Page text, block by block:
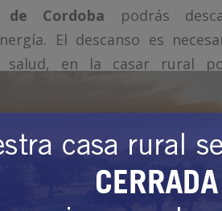
Cordoba podrás
El descanso es
salud, en la casar rural
y sosegada.
no dudes en ponerte en
a través del correo
llamando al 650 302
aparece en la web.